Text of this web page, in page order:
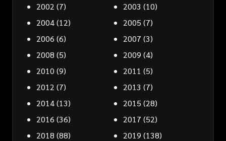
2002 (7) 2003 (10)
2004(12) 2005 (7)
2006 (6) 2007 (3)
2008 (5) 2009 (4)
2010 (9) 2011 (5)
2012 (7) 2013 (7)
2014(13) 2015 (28)
2016 (36) 2017 (52)
2018 (88) 2019 (138)